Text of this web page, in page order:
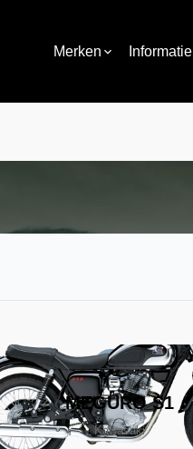
Merken Informatie
MEGURO S1
Kawasaki